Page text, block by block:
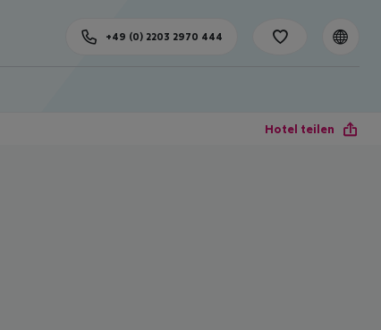
+49 (0) 2203 2970 444
Hotel teilen